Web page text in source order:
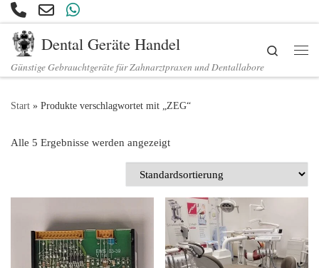
Zum Inhalt springen
Dental Geräte Handel
Günstige Gebrauchtgeräte für Zahnarztpraxen und Dentallabore
Search
Start » Produkte verschlagwortet mit „ZEG“
Alle 5 Ergebnisse werden angezeigt